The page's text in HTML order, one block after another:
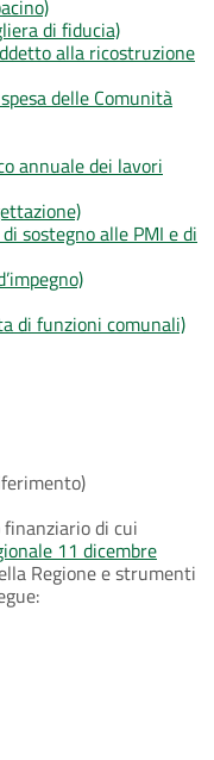
di fiducia)
alla ricostruzione
delle Comunità
annuale dei lavori
sostegno alle PMI e di
di funzioni comunali)
di cui
11 dicembre
Regione e strumenti